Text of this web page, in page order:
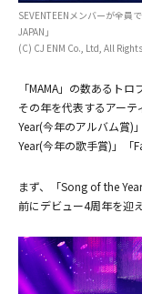
SEVENTEENメンバーが全員
JAPAN」
(C) CJ ENM Co., Ltd, All
「MAMA」の数あるト
その年を代表するアーテ
Year(今年のアルバム賞)
Year(今年の歌手賞)」「
まず、「Song of the
前にデビュー4周年を迎